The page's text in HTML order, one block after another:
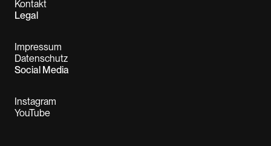
Kontakt
Legal
Impressum
Datenschutz
Social Media
Instagram
YouTube